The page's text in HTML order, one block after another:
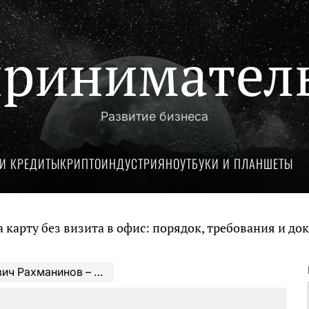
Развитие бизнеса
КРЕДИТЫКРИПТОИНДУСТРИЯНОУТБУКИ И ПЛАНШЕТЫ
визита в офис: порядок, требования и документы
в его биографию, творчество и воздействие на музыкальное искусство.